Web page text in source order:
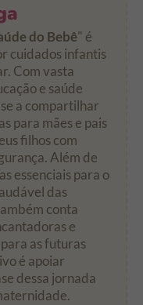
do Bebê" é
cuidados infantis
Com vasta
e saúde
a compartilhar
para mães e pais
filhos com
Além de
essenciais para o
das
conta
e
as futuras
é apoiar
dessa jornada